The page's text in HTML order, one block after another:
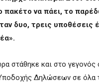
πακέτο να πάει, το
δυο, τρεις υποθέσεις
στάθηκε και στο
Δηλώσεων σε όλα